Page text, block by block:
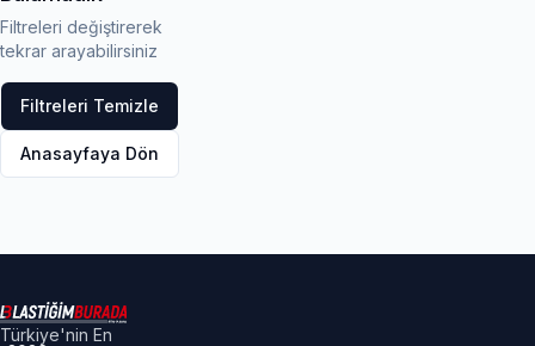
Filtreleri değiştirerek
tekrar arayabilirsiniz
Filtreleri Temizle
Anasayfaya Dön
Türkiye'nin En